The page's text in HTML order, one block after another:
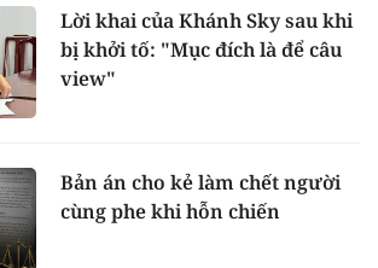
Lời khai của Khánh Sky sau khi
bị khởi tố: "Mục đích là để câu
view"
Bản án cho kẻ làm chết người
cùng phe khi hỗn chiến